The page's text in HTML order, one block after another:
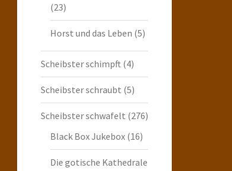
(23)
Horst und das Leben (5)
Scheibster schimpft (4)
Scheibster schraubt (5)
Scheibster schwafelt (276)
Black Box Jukebox(16)
Die gotische Kathedrale